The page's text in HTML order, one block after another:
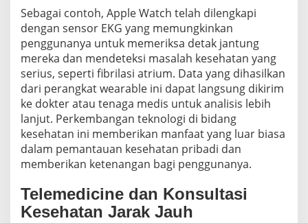
Sebagai contoh, Apple Watch telah dilengkapi
dengan sensor EKG yang memungkinkan
penggunanya untuk memeriksa detak jantung
mereka dan mendeteksi masalah kesehatan yang
serius, seperti fibrilasi atrium. Data yang dihasilkan
dari perangkat wearable ini dapat langsung dikirim
ke dokter atau tenaga medis untuk analisis lebih
lanjut. Perkembangan teknologi di bidang
kesehatan ini memberikan manfaat yang luar biasa
dalam pemantauan kesehatan pribadi dan
memberikan ketenangan bagi penggunanya.
Telemedicine dan Konsultasi
Kesehatan Jarak Jauh